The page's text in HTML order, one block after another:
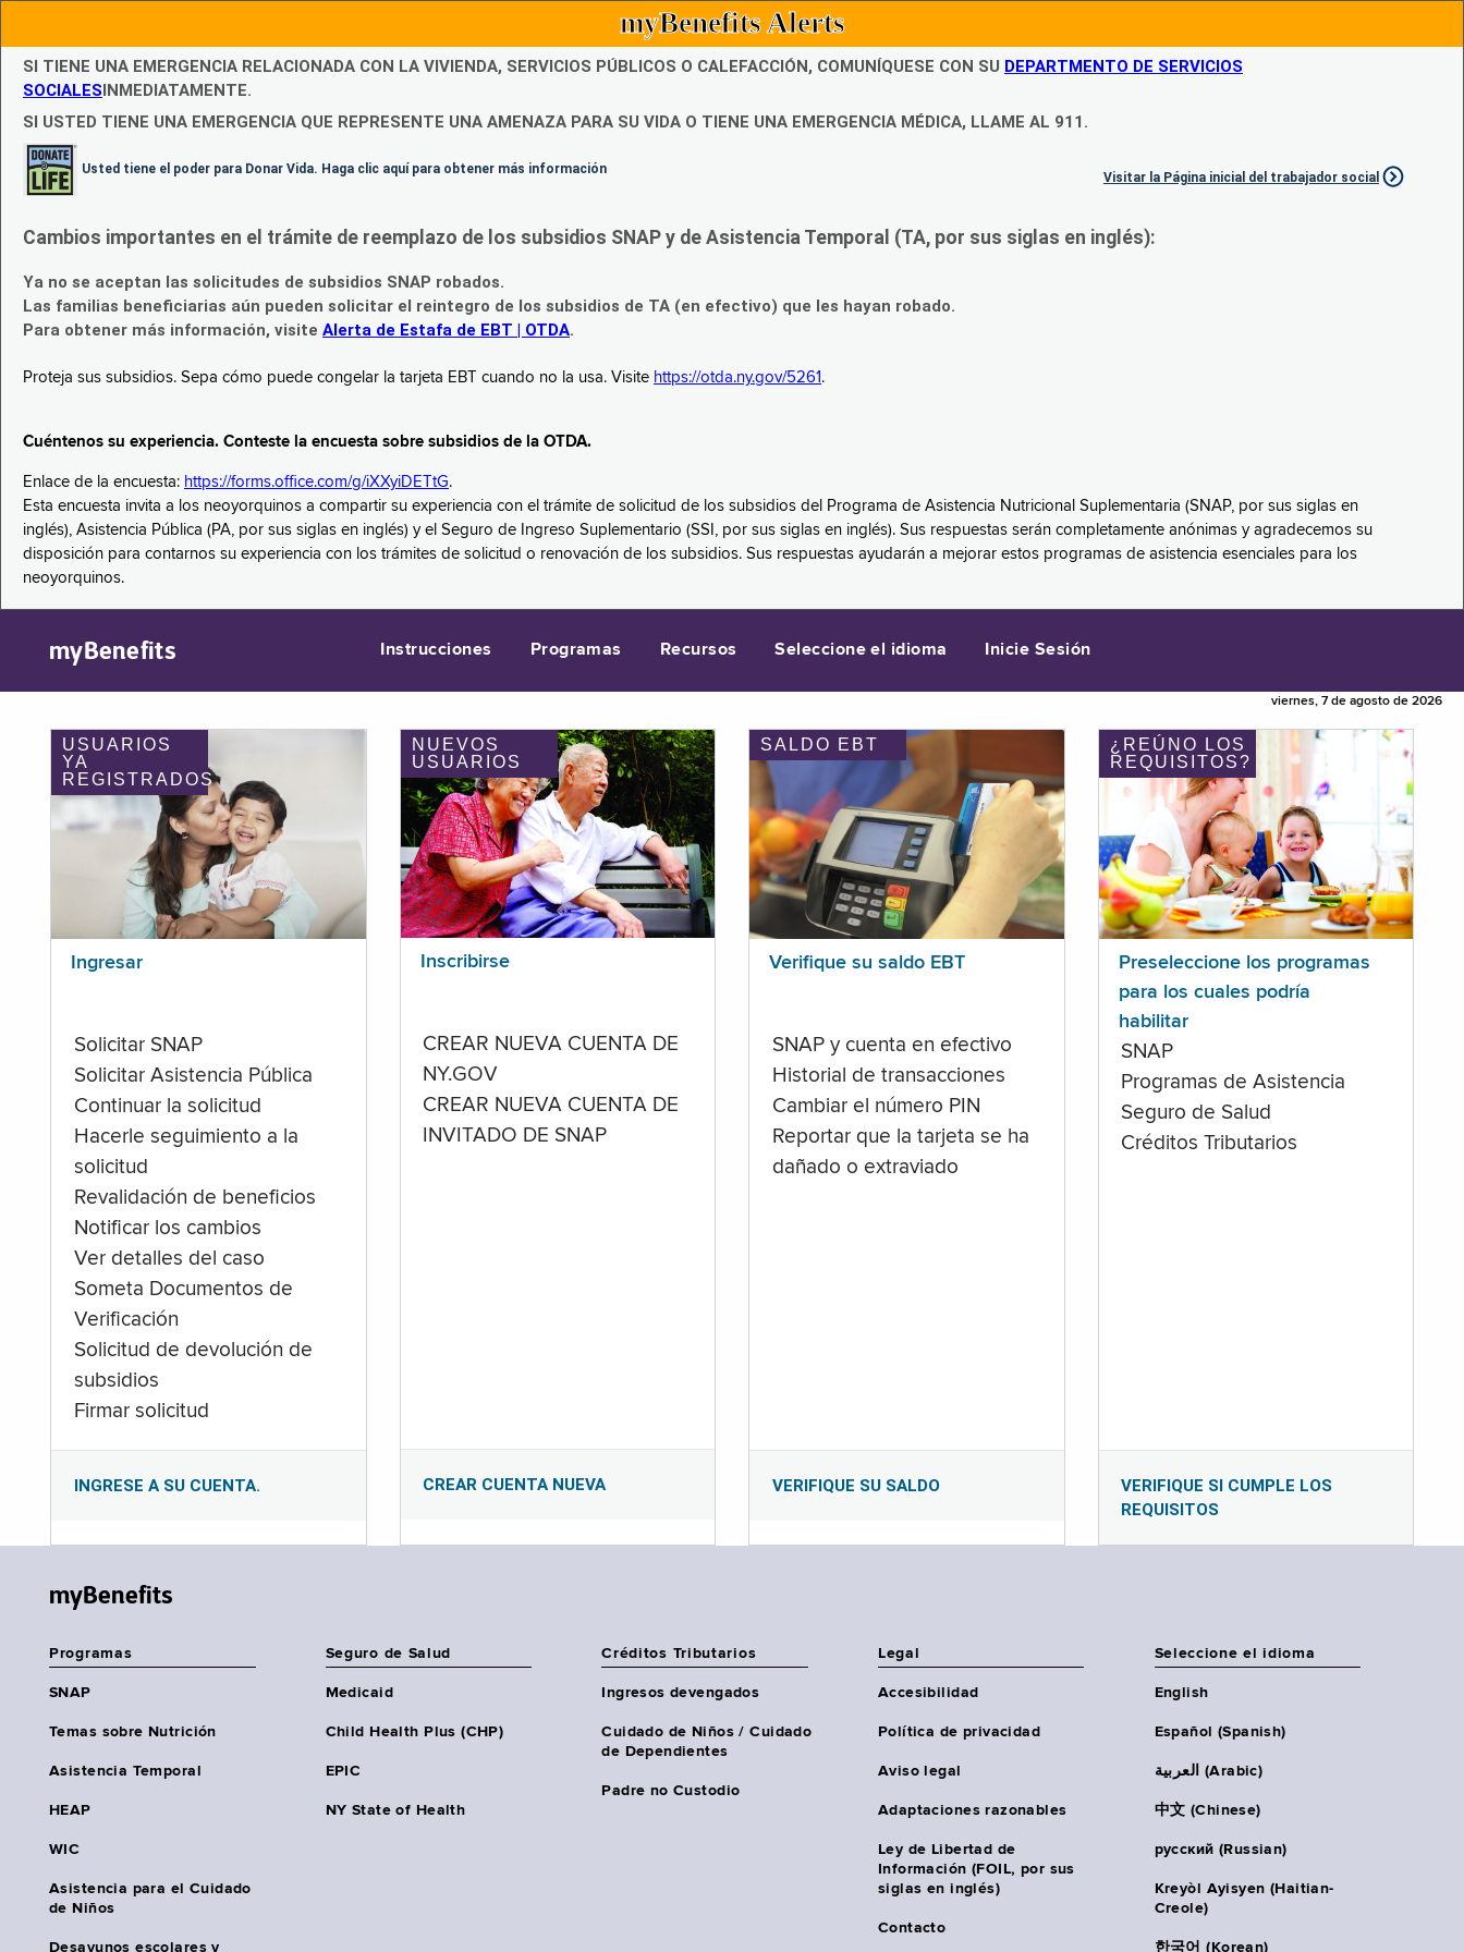
myBenefits Alerts
SI TIENE UNA EMERGENCIA RELACIONADA CON LA VIVIENDA, SERVICIOS PÚBLICOS O CALEFACCIÓN, COMUNÍQUESE CON SU DEPARTMENTO DE SERVICIOS
SOCIALESINMEDIATAMENTE.
SI USTED TIENE UNA EMERGENCIA QUE REPRESENTE UNA AMENAZA PARA SU VIDA O TIENE UNA EMERGENCIA MÉDICA, LLAME AL 911.
Usted tiene el poder para Donar Vida. Haga clic aquí para obtener más información
Visitar la Página inicial del trabajador social
Cambios importantes en el trámite de reemplazo de los subsidios SNAP y de Asistencia Temporal (TA, por sus siglas en inglés):
Ya no se aceptan las solicitudes de subsidios SNAP robados.
Las familias beneficiarias aún pueden solicitar el reintegro de los subsidios de TA (en efectivo) que les hayan robado.
Para obtener más información, visite Alerta de Estafa de EBT | OTDA.
Proteja sus subsidios. Sepa cómo puede congelar la tarjeta EBT cuando no la usa. Visite https://otda.ny.gov/5261 .
Cuéntenos su experiencia. Conteste la encuesta sobre subsidios de la OTDA.
Enlace de la encuesta: https://forms.office.com/g/iXXyiDETtG.
Esta encuesta invita a los neoyorquinos a compartir su experiencia con el trámite de solicitud de los subsidios del Programa de Asistencia Nutricional Suplementaria (SNAP, por sus siglas en
inglés), Asistencia Pública (PA, por sus siglas en inglés) y el Seguro de Ingreso Suplementario (SSI, por sus siglas en inglés). Sus respuestas serán completamente anónimas y agradecemos su
disposición para contarnos su experiencia con los trámites de solicitud o renovación de los subsidios. Sus respuestas ayudarán a mejorar estos programas de asistencia esenciales para los
neoyorquinos.
myBenefits Instrucciones Programas Recursos Seleccione el idioma Inicie Sesión
viernes, 7 de agosto de 2026
USUARIOS
YA
REGISTRADOS
Ingresar
Solicitar SNAP
Solicitar Asistencia Pública
Continuar la solicitud
Hacerle seguimiento a la
solicitud
Revalidación de beneficios
Notificar los cambios
Ver detalles del caso
Someta Documentos de
Verificación
Solicitud de devolución de
subsidios
Firmar solicitud
INGRESE A SU CUENTA.
NUEVOS
USUARIOS
Inscribirse
CREAR NUEVA CUENTA DE
NY.GOV
CREAR NUEVA CUENTA DE
INVITADO DE SNAP
CREAR CUENTA NUEVA
SALDO EBT
Verifique su saldo EBT
SNAP y cuenta en efectivo
Historial de transacciones
Cambiar el número PIN
Reportar que la tarjeta se ha
dañado o extraviado
VERIFIQUE SU SALDO
¿REÚNO LOS
REQUISITOS?
Preseleccione los programas
para los cuales podría
habilitar
SNAP
Programas de Asistencia
Seguro de Salud
Créditos Tributarios
VERIFIQUE SI CUMPLE LOS
REQUISITOS
myBenefits
Programas
SNAP
Temas sobre Nutrición
Asistencia Temporal
HEAP
WIC
Asistencia para el Cuidado
de Niños
Desayunos escolares y
Seguro de Salud
Medicaid
Child Health Plus (CHP)
EPIC
NY State of Health
Créditos Tributarios
Ingresos devengados
Cuidado de Niños / Cuidado
de Dependientes
Padre no Custodio
Legal
Accesibilidad
Política de privacidad
Aviso legal
Adaptaciones razonables
Ley de Libertad de
Información (FOIL, por sus
siglas en inglés)
Contacto
Seleccione el idioma
English
Español (Spanish)
العربية (Arabic)
中文 (Chinese)
русский (Russian)
Kreyòl Ayisyen (Haitian-
Creole)
한국어 (Korean)